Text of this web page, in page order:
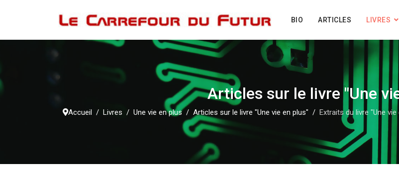
BIO ARTICLES LIVRES
Articles sur le livre "Une
Accueil Livres Une vie en plus Articles sur le livre "Une vie en plus" Extraits du livre "Une